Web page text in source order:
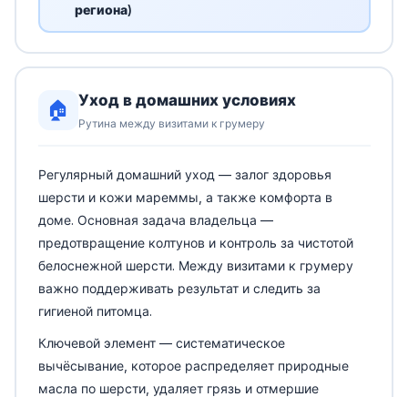
региона)
🏠 Уход в домашних условиях
Рутина между визитами к грумеру
Регулярный домашний уход — залог здоровья
шерсти и кожи мареммы, а также комфорта в
доме. Основная задача владельца —
предотвращение колтунов и контроль за чистотой
белоснежной шерсти. Между визитами к грумеру
важно поддерживать результат и следить за
гигиеной питомца.
Ключевой элемент — систематическое
вычёсывание, которое распределяет природные
масла по шерсти, удаляет грязь и отмершие